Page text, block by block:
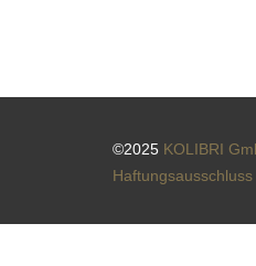
©2025 KOLIBRI
Haftungsausschluss